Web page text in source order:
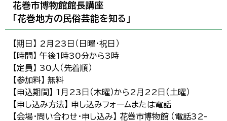
花巻市博物館館長講座
「花巻地方の民俗芸能を知る」
【期日】 2月23日（日曜・祝日）
【時間】 午後1時30分から3時
【定員】 30人（先着順）
【参加料】 無料
【申込期間】 1月23日（木曜）から2月22日（土曜）
【申し込み方法】 申し込みフォームまたは電話
【会場・問い合わせ・申し込み】 花巻市博物館 （電話32-